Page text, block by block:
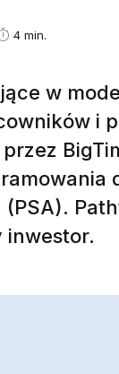
4 min.
w
i
przez
inwestor.